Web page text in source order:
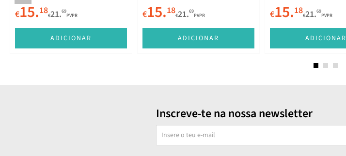
€15.18€21.69
PVPR
ADICIONAR
€15.18€21.69
PVPR
ADICIONAR
€15.18€21.69
PVPR
ADICIONAR
Inscreve-te na nossa newsletter